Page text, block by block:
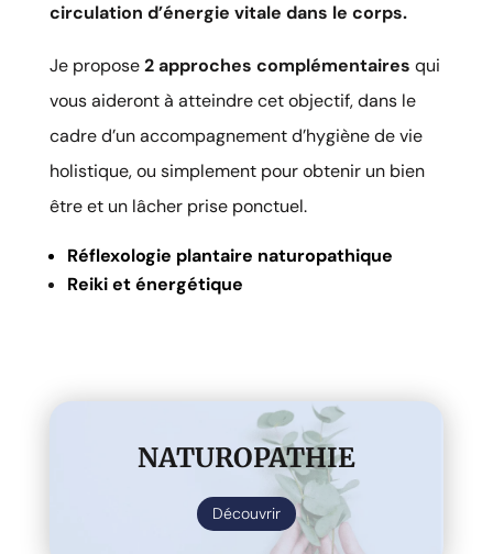
circulation d’énergie vitale dans le corps.
Je propose2 approches complémentaires qui
vous aideront à atteindre cet objectif, dans le
cadre d’un accompagnement d’hygiène de vie
holistique, ou simplement pour obtenir un bien
être et un lâcher prise ponctuel.
Réflexologie plantaire naturopathique
Reiki et énergétique
NATUROPATHIE
Découvrir